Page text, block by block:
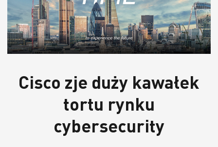
Cisco zje duży kawałek
tortu rynku
cybersecurity